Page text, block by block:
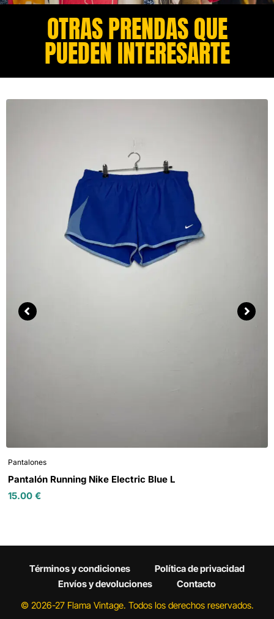
OTRAS PRENDAS QUE
PUEDEN INTERESARTE​
Pantalones
Pantalón Running Nike Electric Blue L
15.00€
Términos y condiciones
Política de privacidad
Envíos y devoluciones
Contacto
© 2026-27 Flama Vintage. Todos los derechos reservados.